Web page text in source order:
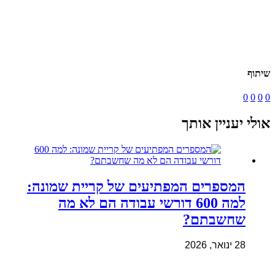
שיתוף
0
0
0
0
אולי יעניין אותך
המספרים המפתיעים של קריית שמונה:
למה 600 דורשי עבודה הם לא מה
שחשבתם?
28 ינואר, 2026